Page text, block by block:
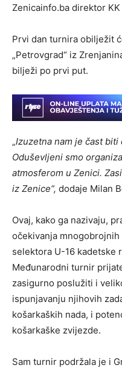
Zenicainfo.ba direktor KK
Prvi dan turnira obilježit
„Petrovgrad“ iz
bilježi po prvi put.
„Izuzetna nam je čast
Oduševljeni smo
atmosferom u Zenici.
iz Zenice“, dodaje Milan
Ovaj, kako ga nazivaju,
očekivanja
selektora U-16 kadetske
Međunarodni turnir
zasigurno poslužiti i
ispunjavanju njihovih
košarkaških nada, i
košarkaške zvijezde.
Sam turnir podržala je i